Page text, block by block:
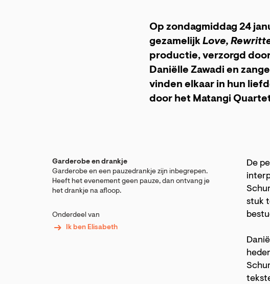
Op zondagmiddag 24
gezamelijk Love,
productie, verzorgd
Daniëlle Zawadi en
vinden elkaar in hun
door het Matangi
De
stuk
Garderobe en drankje
Garderobe en een pauzedrankje zijn inbegrepen.
Heeft het evenement geen pauze, dan ontvang je
het drankje na afloop.
Onderdeel van
Ik ben Elisabeth